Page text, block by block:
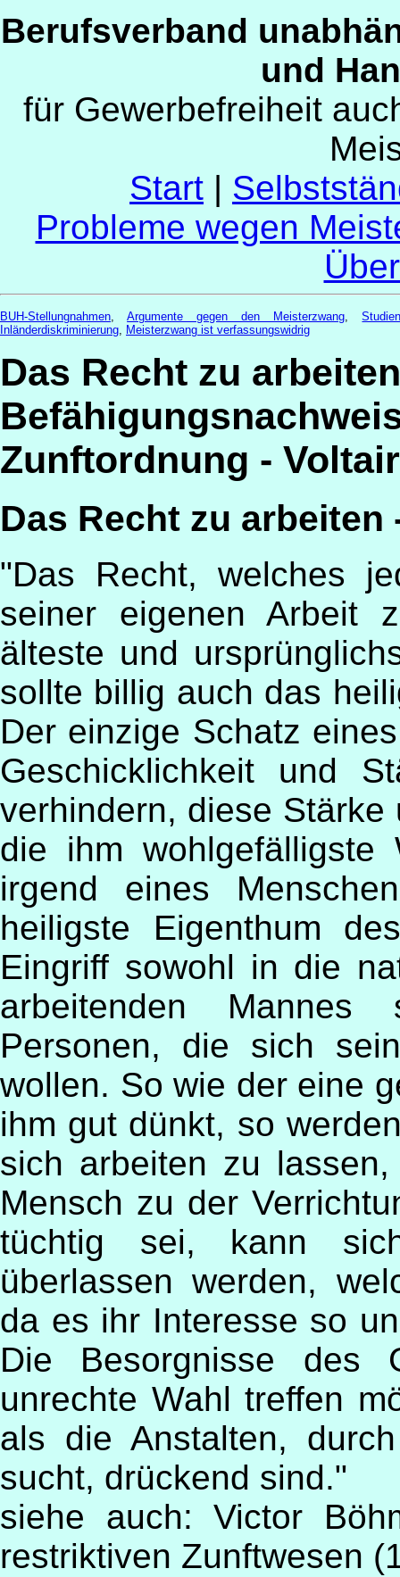
Berufsverband
und
für Gewerbefreiheit
Start |
Probleme wegen
BUH-Stellungnahmen ,Argumente gegen den Meisterzwang ,
Inländerdiskriminierung
Meisterzwang ist verfassungswidrig
Das Recht zu
Zunftordnung -
Das Recht zu arbeiten
"Das Recht, welches
seiner eigenen Arbeit
älteste und
sollte billig auch das
Der einzige Schatz
Geschicklichkeit und
verhindern, diese
die ihm wohlgefälligste
irgend eines
heiligste Eigenthum
Eingriff sowohl in die
arbeitenden
Personen, die sich
wollen. So wie der eine
ihm gut dünkt, so
sich arbeiten zu
Mensch zu der
tüchtig sei, kann
überlassen werden,
da es ihr Interesse so
Die Besorgnisse des
unrechte Wahl treffen
als die Anstalten,
sucht, drückend sind."
siehe auch: Victor
restriktiven Zunftwesen